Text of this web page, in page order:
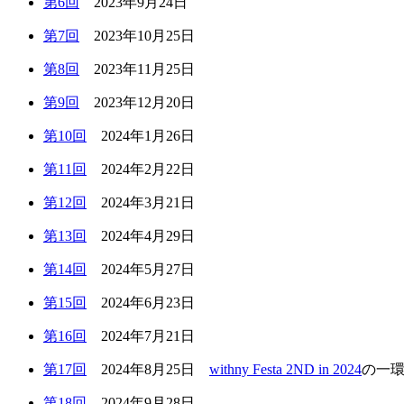
第7回 2023年10月25日
第8回 2023年11月25日
第9回 2023年12月20日
第10回 2024年1月26日
第11回 2024年2月22日
第12回 2024年3月21日
第13回 2024年4月29日
第14回 2024年5月27日
第15回 2024年6月23日
第16回 2024年7月21日
第17回 2024年8月25日 withny Festa 2ND in 2024の一